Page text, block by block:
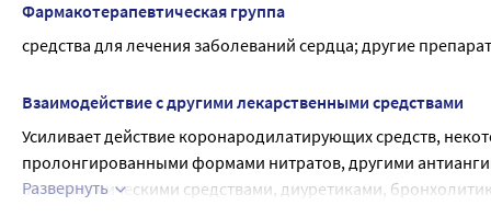
Фармакотерапевтическая группа
средства для лечения заболеваний сердца; другие
Взаимодействие с другими лекарственными средствами
Усиливает действие коронародилатирующих средств,
пролонгированными формами нитратов, другими
антиаритмическими средствами, диуретиками,
Развернуть